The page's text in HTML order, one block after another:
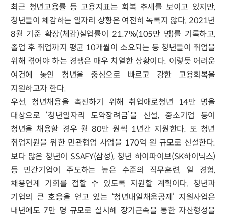
최근 청년고용률 등 고용지표는 회복 추세를 보이고 있지만,
청년들이 체감하는 일자리 상황은 여전히 녹록지 않다. 2021년
8월 기준 확장(체감)실업률이 21.7%(105만 명)를 기록하고,
졸업 후 취업까지 평균 10개월이 소요되는 등 청년들이 취업을
위해 겪어야 하는 경쟁은 매우 치열한 상황이다. 이렇듯 어려운
여건에 놓인 청년을 중심으로 빠르고 강한 고용회복을
지원하고자 한다.
우선, 청년채용을 촉진하기 위해 취업애로청년 14만 명을
대상으로 ‘청년일자리 도약장려금’을 신설, 중소기업 등이
청년을 채용할 경우 월 80만 원씩 1년간 지원한다. 또 청년
취업지원을 위한 민관협업 사업을 170억 원 규모로 신설한다.
보다 많은 청년이 SSAFY(삼성), 청년 하이파이브(SK하이닉스)
등 민간기업이 주도하는 높은 수준의 직무훈련, 일 경험,
채용연계 기회를 접할 수 있도록 지원할 계획이다. 청년과
기업의 큰 호응을 얻고 있는 ‘청년내일채움공제’ 지원사업은
내년에도 7만 명 규모로 실시해 장기근속을 통한 자산형성을